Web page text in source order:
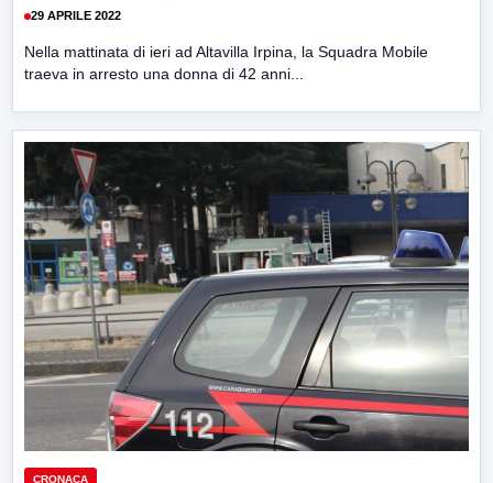
29 APRILE 2022
Nella mattinata di ieri ad Altavilla Irpina, la Squadra Mobile
traeva in arresto una donna di 42 anni...
CRONACA